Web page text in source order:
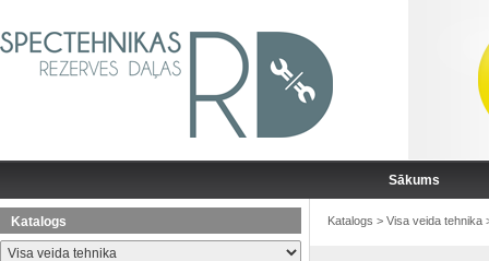
Sākums
Katalogs Katalogs > Visa veida tehnika